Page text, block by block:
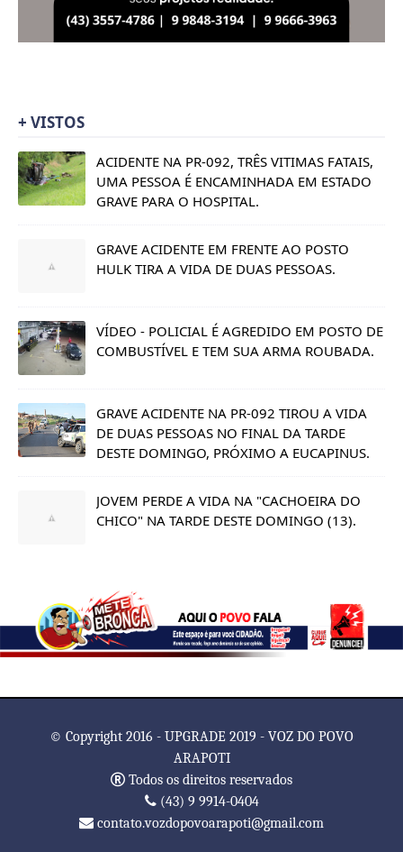
+ VISTOS
ACIDENTE NA PR-092, TRÊS VITIMAS FATAIS,
UMA PESSOA É ENCAMINHADA EM ESTADO
GRAVE PARA O HOSPITAL.
GRAVE ACIDENTE EM FRENTE AO POSTO
HULK TIRA A VIDA DE DUAS PESSOAS.
VÍDEO - POLICIAL É AGREDIDO EM POSTO DE
COMBUSTÍVEL E TEM SUA ARMA ROUBADA.
GRAVE ACIDENTE NA PR-092 TIROU A VIDA
DE DUAS PESSOAS NO FINAL DA TARDE
DESTE DOMINGO, PRÓXIMO A EUCAPINUS.
JOVEM PERDE A VIDA NA "CACHOEIRA DO
CHICO" NA TARDE DESTE DOMINGO (13).
© Copyright 2016 - UPGRADE 2019 - VOZ DO POVO
ARAPOTI
Todos os direitos reservados
(43) 9 9914-0404
contato.vozdopovoarapoti@gmail.com